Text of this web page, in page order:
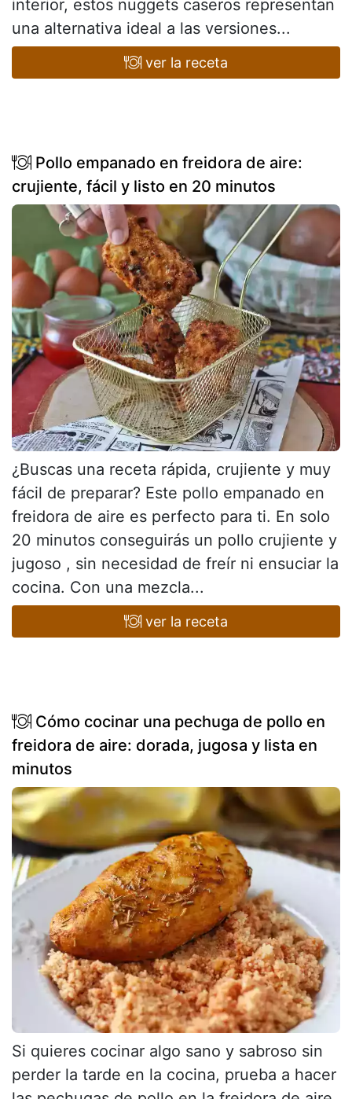
interior, estos nuggets caseros representan
una alternativa ideal a las versiones...
ver la receta
Pollo empanado en freidora de aire:
crujiente, fácil y listo en 20 minutos
¿Buscas una receta rápida, crujiente y muy
fácil de preparar? Este pollo empanado en
freidora de aire es perfecto para ti. En solo
20 minutos conseguirás un pollo crujiente y
jugoso , sin necesidad de freír ni ensuciar la
cocina. Con una mezcla...
ver la receta
Cómo cocinar una pechuga de pollo en
freidora de aire: dorada, jugosa y lista en
minutos
Si quieres cocinar algo sano y sabroso sin
perder la tarde en la cocina, prueba a hacer